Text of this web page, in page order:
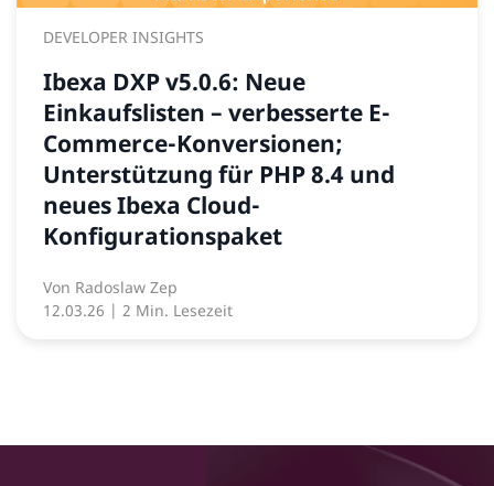
DEVELOPER INSIGHTS
Ibexa DXP v5.0.6: Neue
Einkaufslisten – verbesserte E-
Commerce-Konversionen;
Unterstützung für PHP 8.4 und
neues Ibexa Cloud-
Konfigurationspaket
Von Radoslaw Zep
12.03.26 | 2 Min. Lesezeit